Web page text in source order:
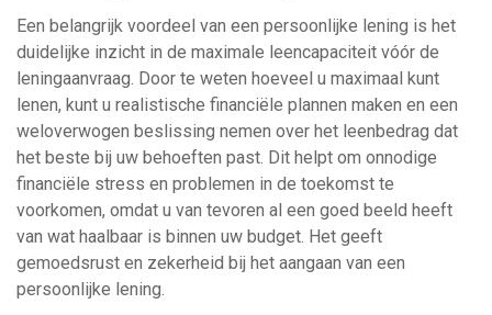
Een belangrijk voordeel van een persoonlijke lening is het
duidelijke inzicht in de maximale leencapaciteit vóór de
leningaanvraag. Door te weten hoeveel u maximaal kunt
lenen, kunt u realistische financiële plannen maken en een
weloverwogen beslissing nemen over het leenbedrag dat
het beste bij uw behoeften past. Dit helpt om onnodige
financiële stress en problemen in de toekomst te
voorkomen, omdat u van tevoren al een goed beeld heeft
van wat haalbaar is binnen uw budget. Het geeft
gemoedsrust en zekerheid bij het aangaan van een
persoonlijke lening.